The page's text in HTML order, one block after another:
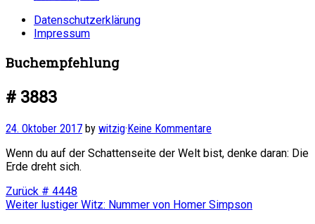
Datenschutzerklärung
Impressum
Buchempfehlung
# 3883
24. Oktober 2017 by witzig·Keine Kommentare
Wenn du auf der Schattenseite der Welt bist, denke daran: Die
Erde dreht sich.
Beitragsnavigation
Zurück Vorheriger
Beitrag:
# 4448
Weiter Nächster
lustiger Witz: Nummer von Homer Simpson